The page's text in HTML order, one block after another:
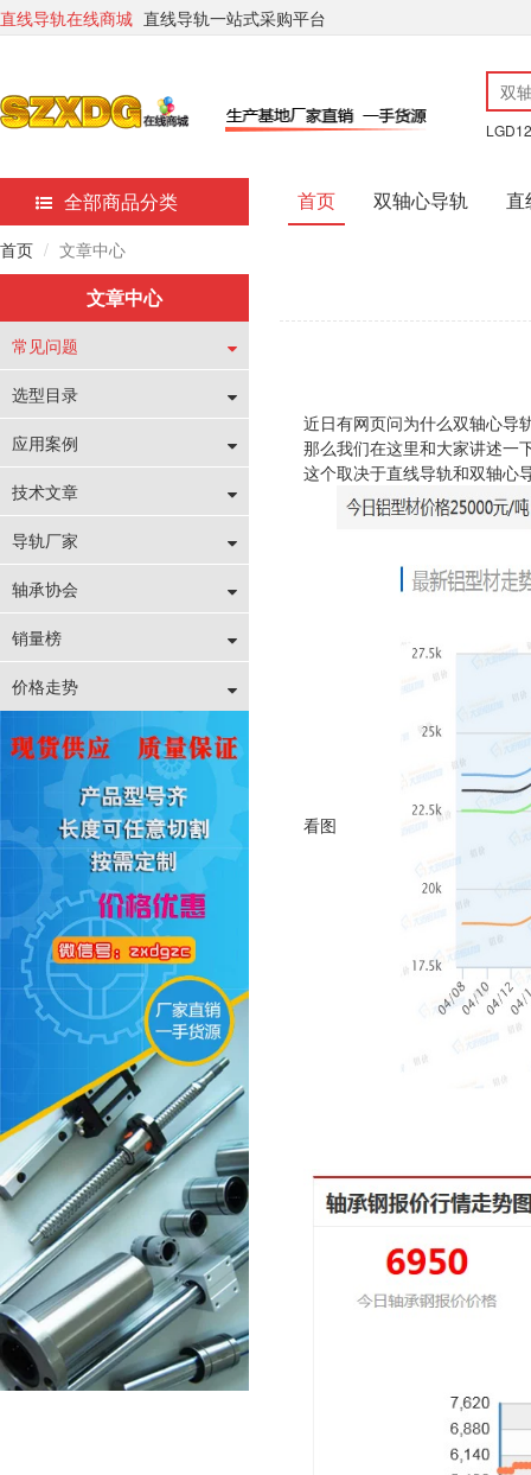
直线导轨在线商城 直线导轨一站式采购平台
LGD12
全部商品分类 首页 双轴心导轨 直
首页 文章中心
文章中心
常见问题
选型目录
应用案例
技术文章
导轨厂家
轴承协会
销量榜
价格走势
近日有网页问为什么双轴心导
那么我们在这里和大家讲述一
这个取决于直线导轨和双轴心
看图